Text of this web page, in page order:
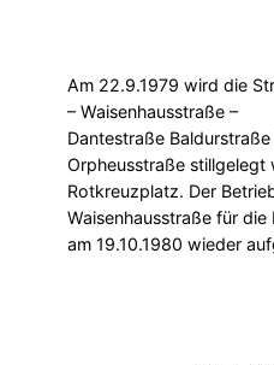
Am 22.9.1979 wird die
– Waisenhausstraße –
Dantestraße
Orpheusstraße stillgelegt
Rotkreuzplatz. Der
Waisenhausstraße für die
am 19.10.1980 wieder